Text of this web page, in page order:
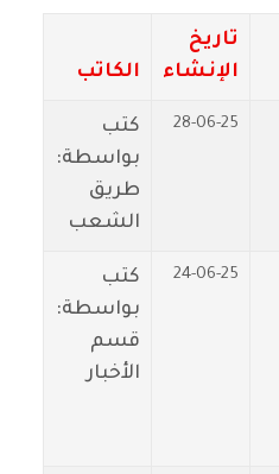
تاريخ
الإنشاء
الكاتب
28-06-25
كتب
بواسطة:
طريق
الشعب
24-06-25
كتب
بواسطة:
قسم
الأخبار